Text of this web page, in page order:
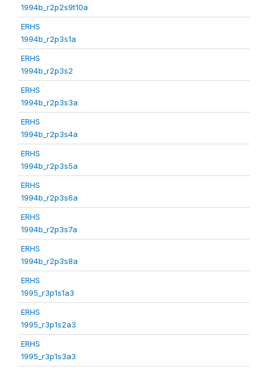
1994b_r2p2s9t10a
ERHS
1994b_r2p3s1a
ERHS
1994b_r2p3s2
ERHS
1994b_r2p3s3a
ERHS
1994b_r2p3s4a
ERHS
1994b_r2p3s5a
ERHS
1994b_r2p3s6a
ERHS
1994b_r2p3s7a
ERHS
1994b_r2p3s8a
ERHS
1995_r3p1s1a3
ERHS
1995_r3p1s2a3
ERHS
1995_r3p1s3a3